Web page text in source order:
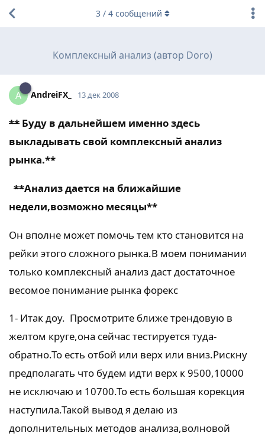
Комплексный анализ (автор Doro)
3 / 4сообщений
A AndreiFX_ 13 дек 2008
** Буду в дальнейшем именно здесь
выкладывать свой комплексный анализ
рынка.**
**Анализ дается на ближайшие
недели,возможно месяцы**
Он вполне может помочь тем кто становится на
рейки этого сложного рынка.В моем понимании
только комплексный анализ даст достаточное
весомое понимание рынка форекс
1- Итак доу. Просмотрите ближе трендовую в
желтом круге,она сейчас тестируется туда-
обратно.То есть отбой или верх или вниз.Рискну
предполагать что будем идти верх к 9500,10000
не исключаю и 10700.То есть большая корекция
наступила.Такой вывод я делаю из
дополнительных методов анализа,волновой